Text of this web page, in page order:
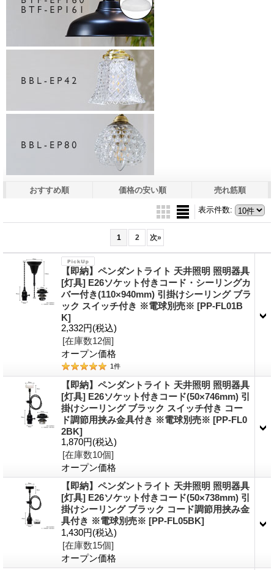
おすすめ順 価格の安い順 売れ筋順
表示件数:
1 2 次»
【即納】ペンダントライト 天井照明 照明器具
[灯具] E26ソケット付きコード・シーリングカ
バー付き(110×940mm) 引掛けシーリング ブラ
ック スイッチ付き ※電球別売※ [PP-FL01B
K]
2,332円(税込)
[在庫数12個]
オープン価格
1件
【即納】ペンダントライト 天井照明 照明器具
[灯具] E26ソケット付きコード(50×746mm) 引
掛けシーリング ブラック スイッチ付き コー
ド調節用挟み金具付き ※電球別売※ [PP-FL0
2BK]
1,870円(税込)
[在庫数10個]
オープン価格
【即納】ペンダントライト 天井照明 照明器具
[灯具] E26ソケット付きコード(50×738mm) 引
掛けシーリング ブラック コード調節用挟み金
具付き ※電球別売※ [PP-FL05BK]
1,430円(税込)
[在庫数15個]
オープン価格